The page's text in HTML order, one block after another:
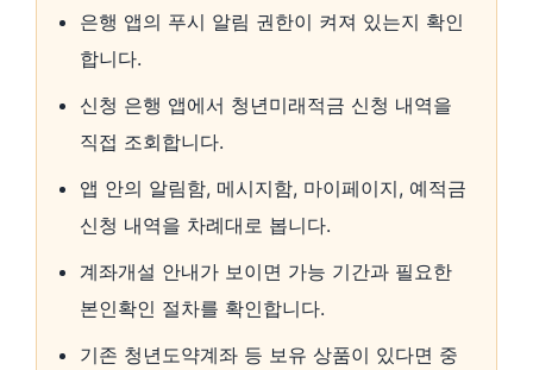
은행 앱의 푸시 알림 권한이 켜져 있는지 확인
합니다.
신청 은행 앱에서 청년미래적금 신청 내역을
직접 조회합니다.
앱 안의 알림함, 메시지함, 마이페이지, 예적금
신청 내역을 차례대로 봅니다.
계좌개설 안내가 보이면 가능 기간과 필요한
본인확인 절차를 확인합니다.
기존 청년도약계좌 등 보유 상품이 있다면 중